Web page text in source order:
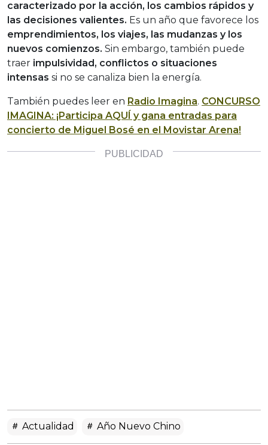
caracterizado por la acción, los cambios rápidos y
las decisiones valientes. Es un año que favorece los
emprendimientos, los viajes, las mudanzas y los
nuevos comienzos. Sin embargo, también puede
traer impulsividad, conflictos o situaciones
intensas si no se canaliza bien la energía.
También puedes leer en Radio Imagina. CONCURSO
IMAGINA: ¡Participa AQUÍ y gana entradas para
concierto de Miguel Bosé en el Movistar Arena!
Actualidad Año Nuevo Chino